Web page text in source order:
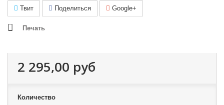
Твит Поделиться Google+
Печать
2 295,00 руб
Количество